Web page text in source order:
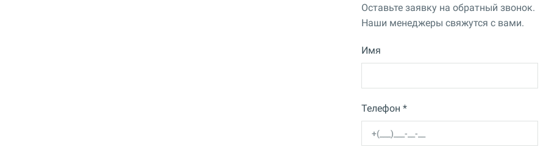
Оставьте заявку на обратный звонок.
Наши менеджеры свяжутся с вами.
Имя
Телефон *